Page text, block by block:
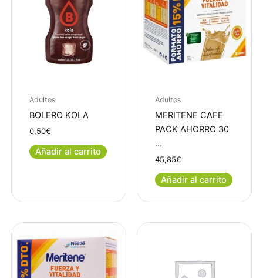
Adultos
BOLERO KOLA
0,50€
Añadir al carrito
Adultos
MERITENE CAFE
PACK AHORRO 30
…
45,85€
Añadir al carrito